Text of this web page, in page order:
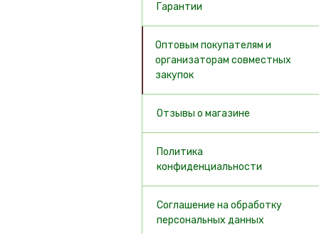
Гарантии
Оптовым покупателям и
организаторам совместных
закупок
Отзывы о магазине
Политика
конфиденциальности
​Соглашение на обработку
персональных данных